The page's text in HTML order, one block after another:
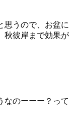
思うので、お盆に
秋彼岸まで効果が
なのーーー？って